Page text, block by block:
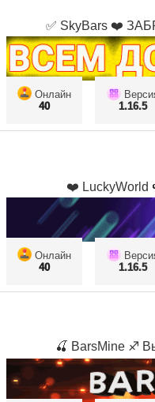
✅ SkyBars ❤️
Онлайн
40
1.16.5
❤️ LuckyWorld
Онлайн
40
1.16.5
🍒 BarsMine ♐